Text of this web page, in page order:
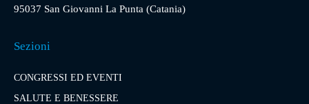
95037 San Giovanni La Punta (Catania)
Sezioni
CONGRESSI ED EVENTI
SALUTE E BENESSERE